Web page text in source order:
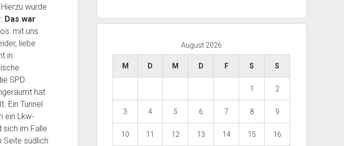
wurde
Das war
mit uns
liebe
in
SPD
hat
Ein Tunnel
ein Lkw-
sich im Falle
Seite südlich
August 2026
M D M D F S S
1 2
3 4 5 6 7 8 9
10 11 12 13 14 15 16